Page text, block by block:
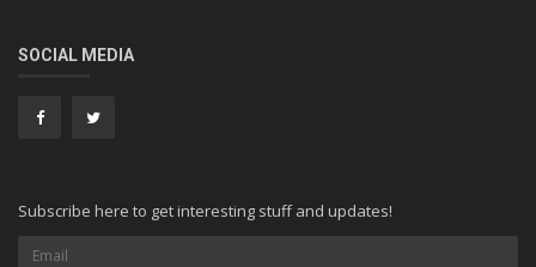
SOCIAL MEDIA
Subscribe here to get interesting stuff and updates!